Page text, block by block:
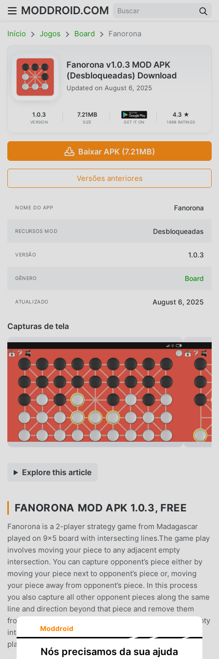
MODDROID.COM
Início Jogos Board Fanorona
Fanorona v1.0.3 MOD APK
(Desbloqueadas) Download
Updated on August 6, 2025
1.0.3
VERSION
7.21MB
SIZE GET IT ON
4.3 ★
1698 RATINGS
Baixar APK (7.21MB)
Versões anteriores
NOME DO APP Fanorona
RECURSOS MOD Desbloqueadas
VERSÃO 1.0.3
GÊNERO Board
ATUALIZADO August 6, 2025
Capturas de tela
Explore this article
FANORONA MOD APK 1.0.3, FREE
Fanorona is a 2-player strategy game from Madagascar
played on 9×5 board with intersecting lines.The game play
involves moving your piece to any adjacent empty
intersection. You can capture opponent’s piece either by
moving your piece next to opponent’s piece or, moving
your piece away from opponent’s piece. In this process
you also capture all other opponent pieces along the same
line and direction beyond that piece and remove them
from the board (as long as it is not interrupted by an empty
intersection or player’s own piece). This version lets you
play against a bot or, another player on the same device.
Moddroid
Nós precisamos da sua ajuda